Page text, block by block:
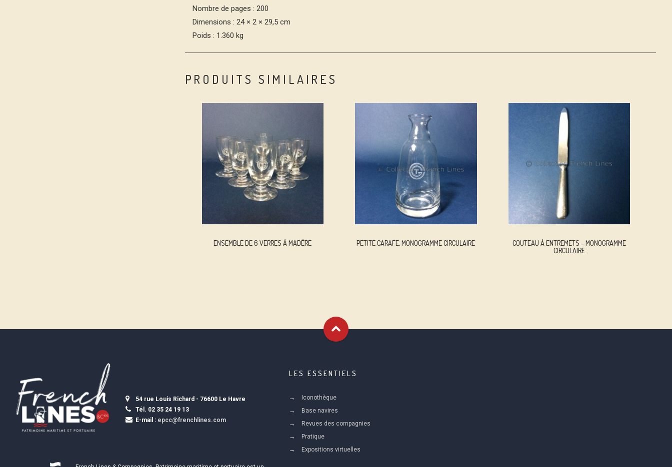
Nombre de pages : 200
Dimensions : 24 × 2 × 29,5 cm
Poids : 1.360 kg
PRODUITS SIMILAIRES
ENSEMBLE DE 6 VERRES À MADÈRE PETITE CARAFE, MONOGRAMME CIRCULAIRE
COUTEAU À ENTREMETS – MONOGRAMME
CIRCULAIRE
54 rue Louis Richard - 76600 Le Havre
Tél. 02 35 24 19 13
E-mail : epcc@frenchlines.com
LES ESSENTIELS
Iconothèque
Base navires
Revues des compagnies
Pratique
Expositions virtuelles